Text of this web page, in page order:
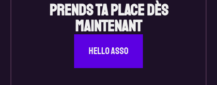
Prends ta place dès
maintenant
Hello Asso